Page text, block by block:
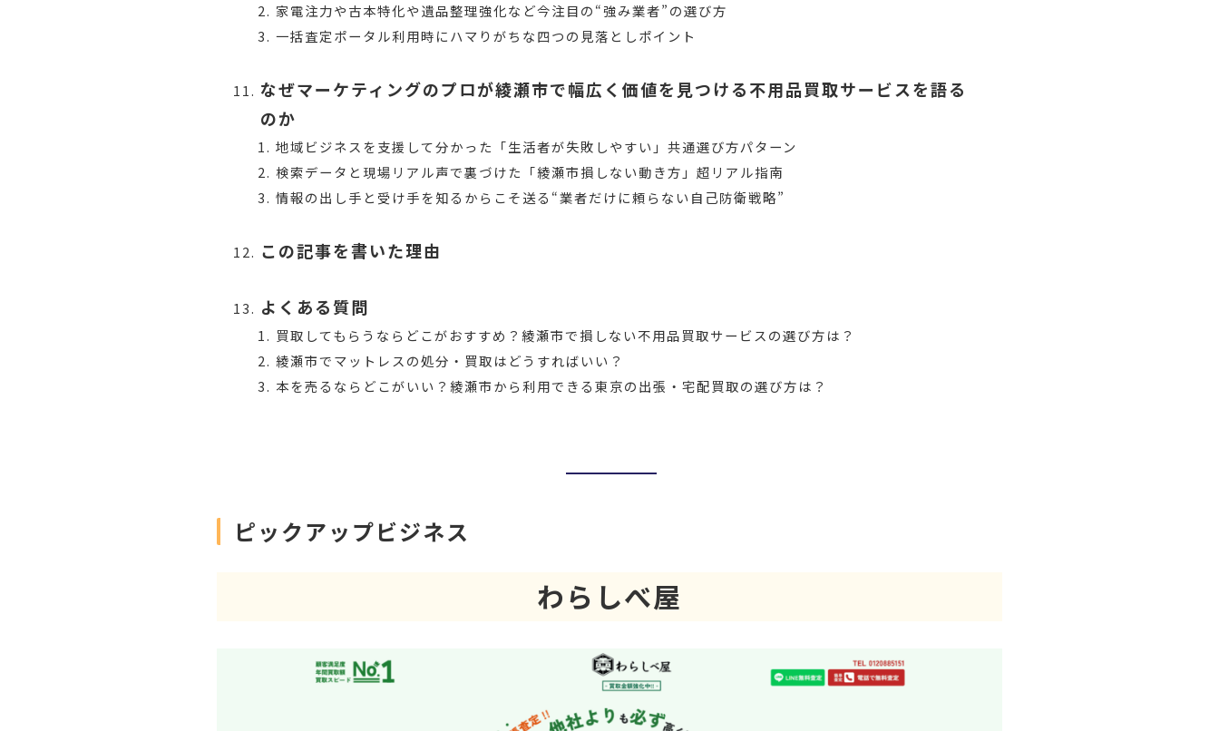
家電注力や古本特化や遺品整理強化など今注目の“強み業者”の選び方
一括査定ポータル利用時にハマりがちな四つの見落としポイント
なぜマーケティングのプロが綾瀬市で幅広く価値を見つける不用品買取サービスを語る
のか
地域ビジネスを支援して分かった「生活者が失敗しやすい」共通選び方パターン
検索データと現場リアル声で裏づけた「綾瀬市損しない動き方」超リアル指南
情報の出し手と受け手を知るからこそ送る“業者だけに頼らない自己防衛戦略”
この記事を書いた理由
よくある質問
買取してもらうならどこがおすすめ？綾瀬市で損しない不用品買取サービスの選び方は？
綾瀬市でマットレスの処分・買取はどうすればいい？
本を売るならどこがいい？綾瀬市から利用できる東京の出張・宅配買取の選び方は？
ピックアップビジネス
わらしべ屋